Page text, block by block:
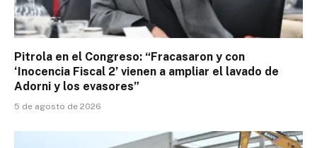
Pitrola en el Congreso: “Fracasaron y con
‘Inocencia Fiscal 2’ vienen a ampliar el lavado de
Adorni y los evasores”
5 de agosto de 2026